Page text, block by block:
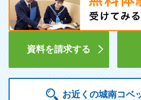
資料を請求する
お近くの城南コベ